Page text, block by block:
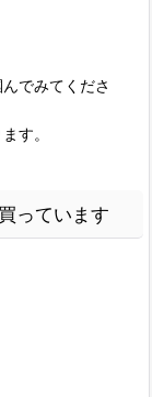
でみてくださ
す。
っています